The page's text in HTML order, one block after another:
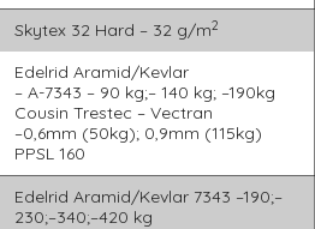
Skytex 32 Hard – 32 g/m2
Edelrid Aramid/Kevlar
– A-7343 – 90 kg;– 140 kg; –190kg
Cousin Trestec – Vectran
–0,6mm (50kg); 0,9mm (115kg)
PPSL 160
Edelrid Aramid/Kevlar 7343 –190;–
230;–340;–420 kg